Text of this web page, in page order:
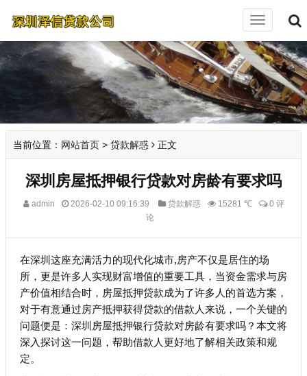
切
导
航
当前位置： 网站首页 > 贷款解惑 正文
深圳房屋抵押银行贷款对房龄有要求吗
admin 2026-02-10 09:16:39 贷款解惑 15281 ℃
0 评
论
在深圳这座充满活力的现代化城市,房产不仅是居住的场
所，更是许多人实现财富增值的重要工具，当资金需求与房
产价值相结合时，房屋抵押贷款成为了许多人的首选方案，
对于有意通过房产抵押获得贷款的借款人来说，一个关键的
问题便是：深圳房屋抵押银行贷款对房龄有要求吗？本文将
深入探讨这一问题，帮助借款人更好地了解相关政策和规
定。